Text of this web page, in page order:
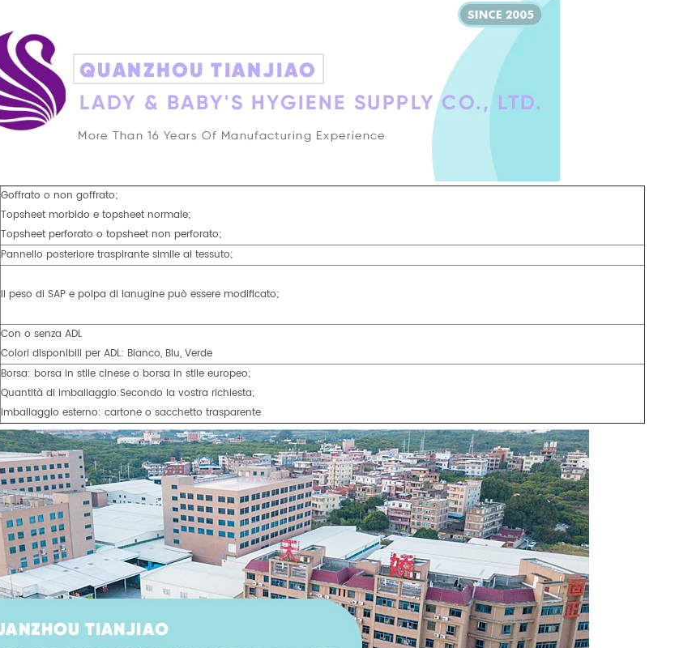
Goffrato o non goffrato;
Topsheet morbido e topsheet normale;
Topsheet perforato o topsheet non perforato;
Pannello posteriore traspirante simile al tessuto;
Il peso di SAP e polpa di lanugine può essere modificato;
Con o senza ADL
Colori disponibili per ADL: Bianco, Blu, Verde
Borsa: borsa in stile cinese o borsa in stile europeo;
Quantità di imballaggio:Secondo la vostra richiesta;
Imballaggio esterno: cartone o sacchetto trasparente